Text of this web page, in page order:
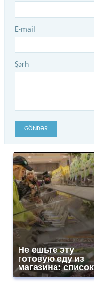
E-mail
Şərh
GÖNDƏR
Не ешьте эту
готовую еду из
магазина: список